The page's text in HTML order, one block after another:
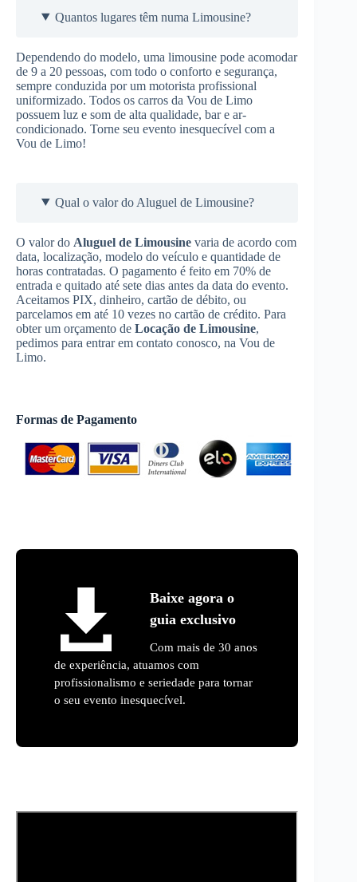
Quantos lugares têm numa Limousine?
Dependendo do modelo, uma limousine pode acomodar
de 9 a 20 pessoas, com todo o conforto e segurança,
sempre conduzida por um motorista profissional
uniformizado. Todos os carros da Vou de Limo
possuem luz e som de alta qualidade, bar e ar-
condicionado. Torne seu evento inesquecível com a
Vou de Limo!
Qual o valor do Aluguel de Limousine?
O valor do Aluguel de Limousine varia de acordo com
data, localização, modelo do veículo e quantidade de
horas contratadas. O pagamento é feito em 70% de
entrada e quitado até sete dias antes da data do evento.
Aceitamos PIX, dinheiro, cartão de débito, ou
parcelamos em até 10 vezes no cartão de crédito. Para
obter um orçamento de Locação de Limousine,
pedimos para entrar em contato conosco, na Vou de
Limo.
Formas de Pagamento
Baixe agora o
guia exclusivo
Com mais de 30 anos
de experiência, atuamos com
profissionalismo e seriedade para tornar
o seu evento inesquecível.